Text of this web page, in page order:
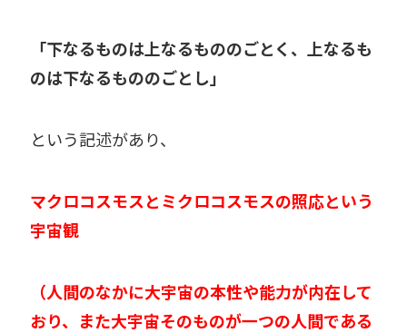
「下なるものは上なるもののごとく、 上なるも
のは下なるもののごとし」
という記述があり、
マクロコスモスとミクロコスモスの照応という
宇宙観
（人間のなかに大宇宙の本性や能力が内在して
おり、また大宇宙そのものが一つの人間である